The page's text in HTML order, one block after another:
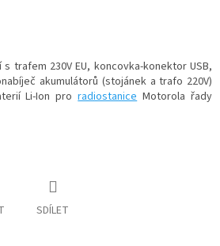
trafem 230V EU, koncovka-konektor USB,
akumulátorů (stojánek a trafo 220V)
Li-Ion proradiostaniceMotorola řady
SDÍLET